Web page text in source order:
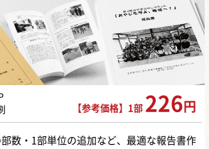
【参考価格】1部 226 円
数・1部単位の追加など、最適な報告書作